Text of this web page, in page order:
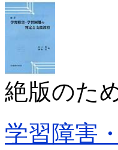
絶版のた
学習障害